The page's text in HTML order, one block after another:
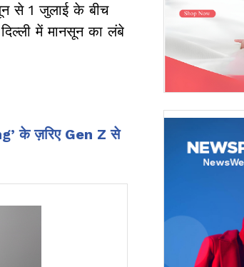
से 1 जुलाई के बीच
में मानसून का लंबे
के ज़रिए Gen Z से